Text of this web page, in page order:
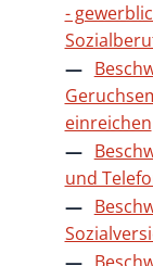
-
einreichen
und